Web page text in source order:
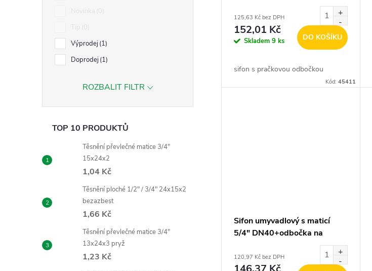
Výprodej 1
Doprodej 1
ROZBALIT FILTR
TOP 10 PRODUKTŮ
Těsnění převlečné matice 3/4"
15x24x2
1,04 Kč
Těsnění ploché 1/2" / 3/4" 24x15x2
bezazbest
1,66 Kč
Těsnění převlečné matice 3/4"
13x24x3 pryž
1,23 Kč
125,63 Kč bez DPH
152,01 Kč
Skladem 9 ks DO KOŠÍKU
sifon s pračkovou odbočkou
Kód:45411
Sifon umyvadlový s maticí
5/4" DN40+odbočka na
120,97 Kč bez DPH